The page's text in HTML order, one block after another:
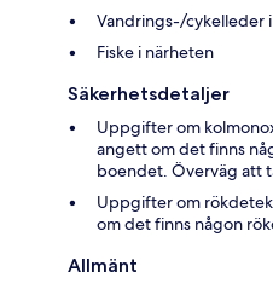
Vandrings-/cykelleder
Fiske i närheten
Säkerhetsdetaljer
Uppgifter om
angett om det finns
boendet. Överväg att
Uppgifter om
om det finns någon
Allmänt